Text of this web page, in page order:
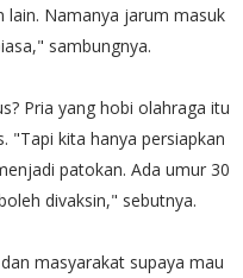
lain. Namanya jarum masuk
sambungnya.
Pria yang hobi olahraga itu
"Tapi kita hanya persiapkan
patokan. Ada umur 30
divaksin," sebutnya.
masyarakat supaya mau